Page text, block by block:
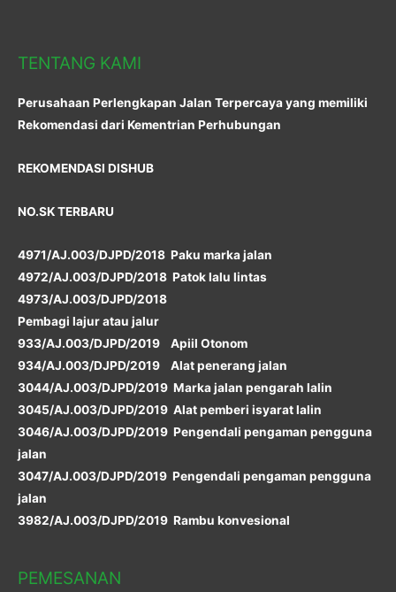
TENTANG KAMI
Perusahaan Perlengkapan Jalan Terpercaya yang memiliki
Rekomendasi dari Kementrian Perhubungan
REKOMENDASI DISHUB
NO.SK TERBARU
4971/AJ.003/DJPD/2018 Paku marka jalan
4972/AJ.003/DJPD/2018 Patok lalu lintas
4973/AJ.003/DJPD/2018
Pembagi lajur atau jalur
933/AJ.003/DJPD/2019 Apiil Otonom
934/AJ.003/DJPD/2019 Alat penerang jalan
3044/AJ.003/DJPD/2019 Marka jalan pengarah lalin
3045/AJ.003/DJPD/2019 Alat pemberi isyarat lalin
3046/AJ.003/DJPD/2019 Pengendali pengaman pengguna
jalan
3047/AJ.003/DJPD/2019 Pengendali pengaman pengguna
jalan
3982/AJ.003/DJPD/2019 Rambu konvesional
PEMESANAN